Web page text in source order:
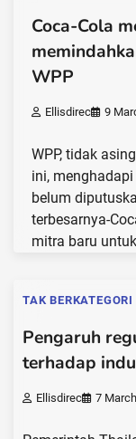
Coca-Cola
WPP
Ellisdirec 9
WPP, tidak
ini,
belum
terbesarnya-
mitra baru
TAK BERKATEGORI
Pengaruh
terhadap
Ellisdirec 7